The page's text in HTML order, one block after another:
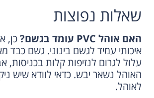
שאלות נפוצות
האם אוהל PVC עומד בגשם?
איכותי עמיד לגשם בינוני. גשם כבד
עלול לגרום לנזיפות קלות בכניסות,
האוהל נשאר יבש. כדאי לוודא שיש
לאוהל.